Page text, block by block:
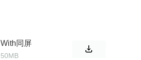
With同屏
50MB